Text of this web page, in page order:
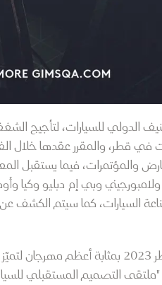
الدولي للسيارات، لتأجيج
وبي إم دبليو وكيا
وسيكون معرض جنيف الدولي للسيارات
"ملتقى التصميم المستقبلي